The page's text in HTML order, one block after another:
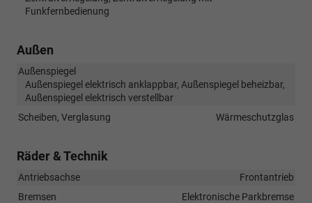
Funkfernbedienung
Außen
Außenspiegel
Außenspiegel elektrisch anklappbar, Außenspiegel beheizbar,
Außenspiegel elektrisch verstellbar
Scheiben, Verglasung
Wärmeschutzglas
Räder & Technik
Antriebsachse
Frontantrieb
Bremsen
Elektronische Parkbremse